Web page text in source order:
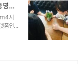
상
시
폼인
하는